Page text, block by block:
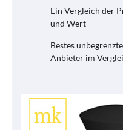
Ein Vergleich der
und Wert
Bestes
Anbieter im